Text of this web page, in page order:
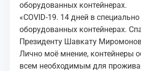
оборудованных контейнерах.
«COVID-19. 14 дней в специально
оборудованных контейнерах.
Президенту Шавкату
Лично моё мнение, контейнеры
всем необходимым для